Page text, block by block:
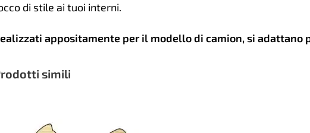
di stile ai tuoi interni.
appositamente per il modello di camion, si adattano
simili